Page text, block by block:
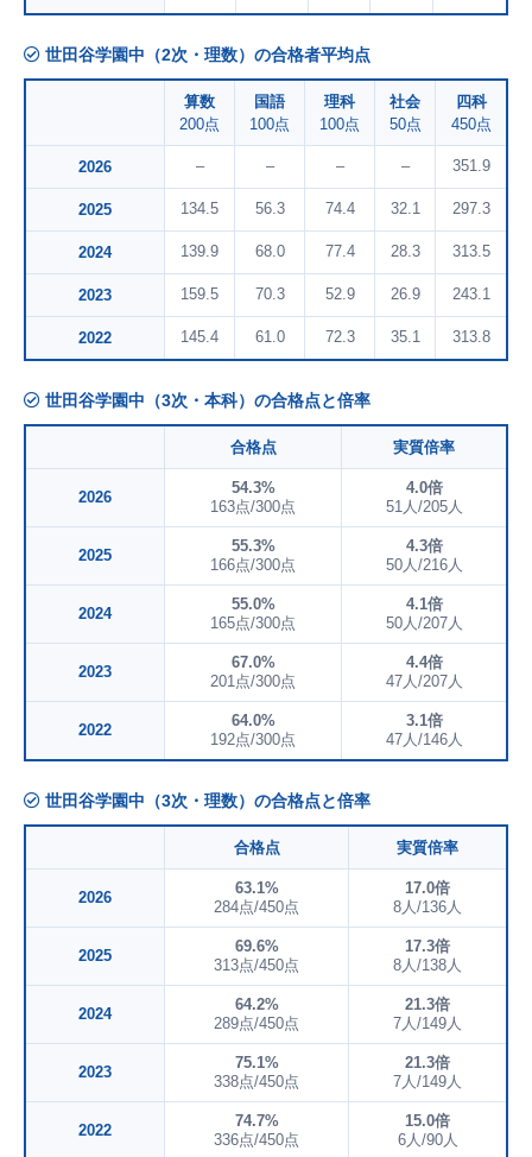
世田谷学園中（2次・理数）の合格者平均点
算数
200点
国語
100点
理科
100点
社会
50点
四科
450点
2026 – – – – 351.9
2025 134.5 56.3 74.4 32.1 297.3
2024 139.9 68.0 77.4 28.3 313.5
2023 159.5 70.3 52.9 26.9 243.1
2022 145.4 61.0 72.3 35.1 313.8
世田谷学園中（3次・本科）の合格点と倍率
合格点 実質倍率
2026
54.3%
163点/300点
4.0倍
51人/205人
2025
55.3%
166点/300点
4.3倍
50人/216人
2024
55.0%
165点/300点
4.1倍
50人/207人
2023
67.0%
201点/300点
4.4倍
47人/207人
2022
64.0%
192点/300点
3.1倍
47人/146人
世田谷学園中（3次・理数）の合格点と倍率
合格点 実質倍率
2026
63.1%
284点/450点
17.0倍
8人/136人
2025
69.6%
313点/450点
17.3倍
8人/138人
2024
64.2%
289点/450点
21.3倍
7人/149人
2023
75.1%
338点/450点
21.3倍
7人/149人
2022
74.7%
336点/450点
15.0倍
6人/90人